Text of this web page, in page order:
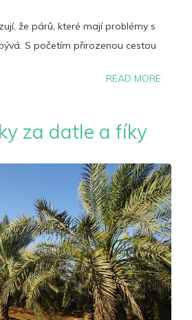
že párů, které mají problémy s
S početím přirozenou cestou
READ MORE
za datle a fíky